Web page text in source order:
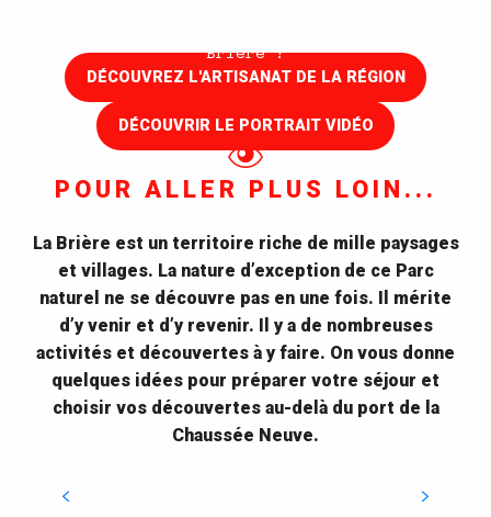
DÉCOUVREZ L'ARTISANAT DE LA RÉGION
Brière !
DÉCOUVRIR LE PORTRAIT VIDÉO
POUR ALLER PLUS LOIN...
La Brière est un territoire riche de mille paysages
et villages. La nature d’exception de ce Parc
naturel ne se découvre pas en une fois. Il mérite
d’y venir et d’y revenir. Il y a de nombreuses
activités et découvertes à y faire. On vous donne
quelques idées pour préparer votre séjour et
choisir vos découvertes au-delà du port de la
Chaussée Neuve.
Parc naturel régional de Brière
Découvrez les visites incontournables du Parc
naturel de Brière et laissez vous tenter par les
nombreuses activités touristiques du 2e plus grand
marais de France.
DÉCOUVREZ LA BRIÈRE